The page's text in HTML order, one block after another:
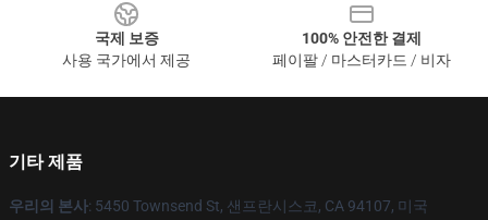
국제 보증
사용 국가에서 제공
100% 안전한 결제
페이팔 / 마스터카드 / 비자
기타 제품
우리의 본사: 5450 Townsend St, 샌프란시스코, CA 94107, 미국